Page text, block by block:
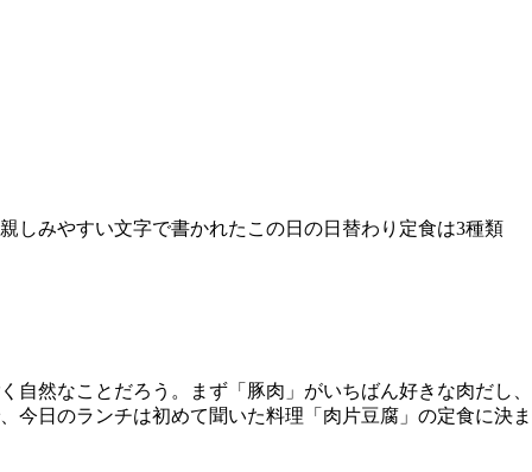
しみやすい文字で書かれたこの日の日替わり定食は3種類
然なことだろう。まず「豚肉」がいちばん好きな肉だし、
今日のランチは初めて聞いた料理「肉片豆腐」の定食に決ま